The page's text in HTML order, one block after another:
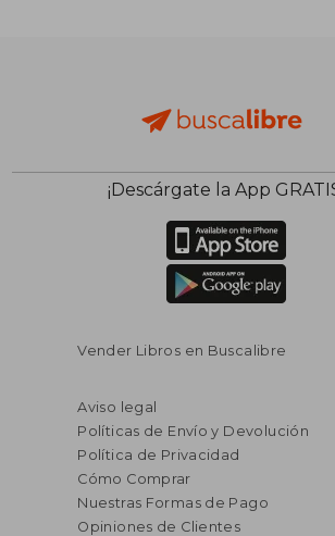
¡Descárgate la App
Vender Libros en Buscalibre
Aviso legal
Políticas de Envío y Devolución
Política de Privacidad
Cómo Comprar
Nuestras Formas de Pago
Opiniones de Clientes